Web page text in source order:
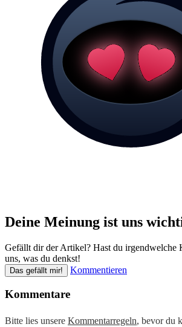
Deine Meinung ist uns
Gefällt dir der Artikel? Hast du irgendwelche
uns, was du denkst!
Das gefällt mir! Kommentieren
Kommentare
Bitte lies unsere Kommentarregeln, bevor du